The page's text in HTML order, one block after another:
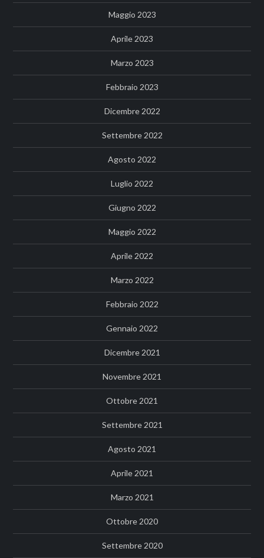
Maggio 2023
Aprile 2023
Marzo 2023
Febbraio 2023
Dicembre 2022
Settembre 2022
Agosto 2022
Luglio 2022
Giugno 2022
Maggio 2022
Aprile 2022
Marzo 2022
Febbraio 2022
Gennaio 2022
Dicembre 2021
Novembre 2021
Ottobre 2021
Settembre 2021
Agosto 2021
Aprile 2021
Marzo 2021
Ottobre 2020
Settembre 2020